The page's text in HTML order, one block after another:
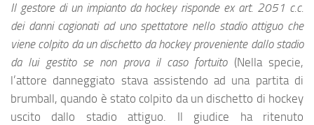
Il gestore di un impianto da hockey risponde ex art. 2051 c.c.
dei danni cagionati ad uno spettatore nello stadio attiguo che
viene colpito da un dischetto da hockey proveniente dallo stadio
da lui gestito se non prova il caso fortuito (Nella specie,
l’attore danneggiato stava assistendo ad una partita di
brumball, quando è stato colpito da un dischetto di hockey
uscito dallo stadio attiguo. Il giudice ha ritenuto